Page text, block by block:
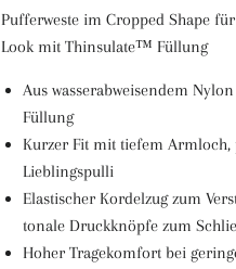
Pufferweste im Cropped Shape
Look mit Thinsulate™ Füllung
Aus wasserabweisendem
Füllung
Kurzer Fit mit tiefem Armloch,
Lieblingspulli
Elastischer Kordelzug zum
tonale Druckknöpfe zum
Hoher Tragekomfort bei